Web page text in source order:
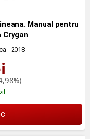
Manual pentru
Crygan
- 2018